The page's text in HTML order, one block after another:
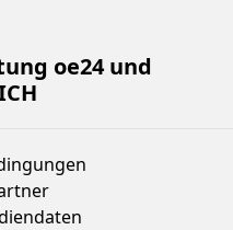
oe24 und